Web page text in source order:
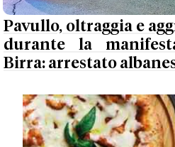
Pavullo, oltraggia e
durante la
Birra: arrestato